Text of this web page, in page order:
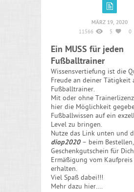
MÄRZ 19, 2020
11566 5 0
Ein MUSS für jeden
Fußballtrainer
Wissensvertiefung ist die
Freude an deiner Tätigkeit
Fußballtrainer.
Mit oder ohne
hier die Möglichkeit
Fußballwissen auf ein
Level zu bringen.
Nutze das Link unten und
diop2020– beim
Geschenkgutschein für
Ermäßigung vom Kaufpreis
erhalten.
Viel Spaß dabei!!!
Mehr dazu hier….